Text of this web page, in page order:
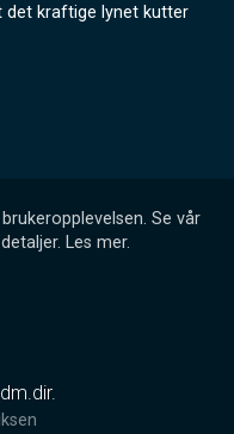
det kraftige lynet kutter
Se vår
Les mer.